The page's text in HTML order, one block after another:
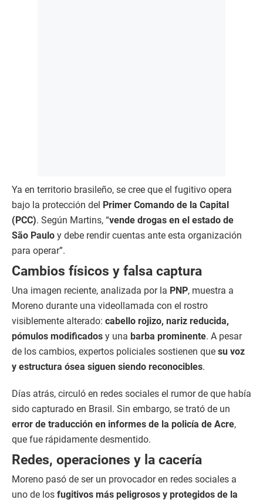
Ya en territorio brasileño, se cree que el fugitivo opera
bajo la protección del Primer Comando de la Capital
(PCC). Según Martins, “vende drogas en el estado de
São Paulo y debe rendir cuentas ante esta organización
para operar”.
Cambios físicos y falsa captura
Una imagen reciente, analizada por la PNP, muestra a
Moreno durante una videollamada con el rostro
visiblemente alterado: cabello rojizo, nariz reducida,
pómulos modificados y una barba prominente. A pesar
de los cambios, expertos policiales sostienen que su voz
y estructura ósea siguen siendo reconocibles.
Días atrás, circuló en redes sociales el rumor de que había
sido capturado en Brasil. Sin embargo, se trató de un
error de traducción en informes de la policía de Acre,
que fue rápidamente desmentido.
Redes, operaciones y la cacería
Moreno pasó de ser un provocador en redes sociales a
uno de los fugitivos más peligrosos y protegidos de la